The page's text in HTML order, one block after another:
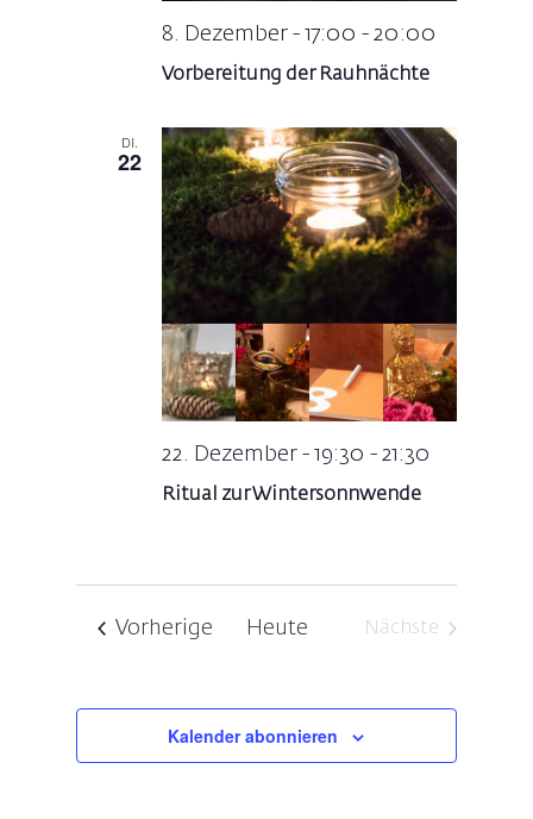
Vorbereitung der Rauhnächte
8. Dezember - 17:00 - 20:00
DI.
22
Ritual zur Wintersonnwende
22. Dezember - 19:30 -21:30
Vorherige Veranstaltungen
Heute
Nächste
Kalender abonnieren